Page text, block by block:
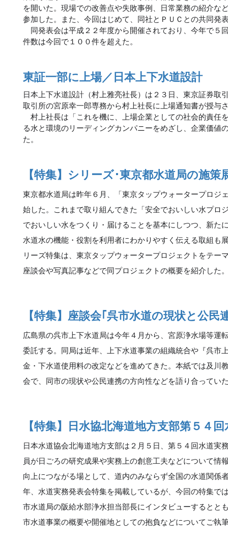
を開いた。現場での改善点や失敗事例、日常業務の紹介な
参加した。また、今回はじめて、同社とＰＵＣとの共同発
同発表会は平成２２年度から開催されており、今年で５
件数は今回で１００件を超えた。
東証一部に上場／日本上下水道設計
日本上下水道設計（村上雅亮社長）は２３日、東京証券取
取引所の宮原幸一郎専務から村上社長に上場通知書が授与
村上社長は「これを機に、上場企業としての社会的責任
る水と環境のリーディングカンパニーをめざし、企業価値
た。
【特集】シリーズ･東京都水道局の施策
東京都水道局は昨年６月、「東京タップウォータープロジ
始した。これまで取り組んできた「安全でおいしい水プロ
でおいしい水をつくり・届けることを基本にしつつ、新た
水道水の機能・役割を利用者にわかりやすく伝える取組も
リーズ特集は、東京タップウォータープロジェクトをテー
座談会や写真記事などで同プロジェクトの概要を紹介した
【特集】座談会｢呉市水道の現状と公民
広島県の呉市上下水道局は今年４月から、宮原浄水場等運
委託する。同局は近年、上下水道事業の組織統合や『呉市
金・下水道使用料の改定などを進めてきた。本紙では及川
会で、同市の現状や公民連携の方向性などを語り合ってい
【特集】日水協北海道地方支部第５４
日本水道協会北海道地方支部は２月５日、第５４回水道実
員が日ごろの研究成果や実務上の創意工夫などについて情
向上につながる場として、道内のみならず全国の水道関係
年、水道実務発表会特集を掲載しているが、今回の特集で
市水道局の阪給水部浄水担当部長にインタビューするとと
市水道事業の概要や開催地としての抱負などについてご執